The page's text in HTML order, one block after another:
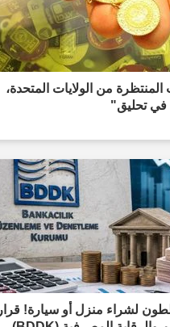
المنتظرة من الولايات المتحدة،
في تحليق"
لشراء منزل أو سيارة! قرار